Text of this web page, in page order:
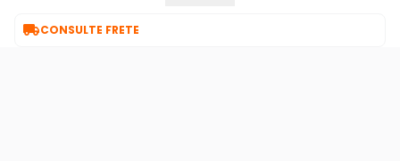
CONSULTE FRETE